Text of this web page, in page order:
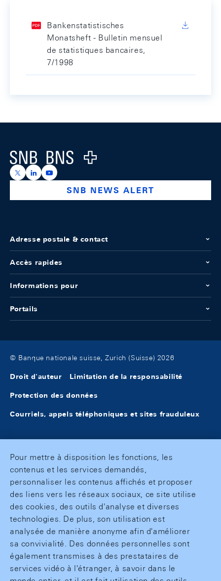
Bankenstatistisches
Monatsheft - Bulletin mensuel
de statistiques bancaires,
7/1998
Logo
https://x.com/snb_bns
https://ch.linkedin.com/company/swiss-national-
https://www.youtube.com/@swissnationalbank
SNB NEWS ALERT
Adresse postale & contact
Accès rapides
Informations pour
Portails
© Banque nationale suisse, Zurich (Suisse) 2026
Droit d'auteur Limitation de la responsabilité
Protection des données
Courriels, appels téléphoniques et sites frauduleux
Pour mettre à disposition les fonctions, les
contenus et les services demandés,
personnaliser les contenus affichés et proposer
des liens vers les réseaux sociaux, ce site utilise
des cookies, des outils d'analyse et diverses
technologies. De plus, son utilisation est
analysée de manière anonyme afin d'améliorer
sa convivialité. Des données personnelles sont
également transmises à des prestataires de
services vidéo à l'étranger, à savoir dans le